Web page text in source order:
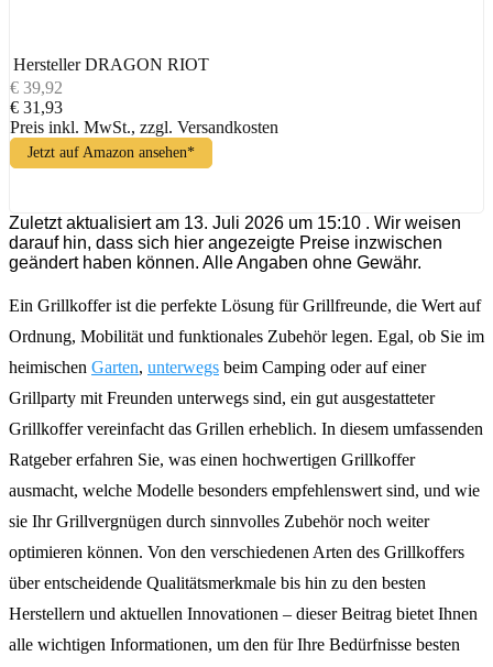
Hersteller DRAGON RIOT
€ 39,92
€ 31,93
Preis inkl. MwSt., zzgl. Versandkosten
Jetzt auf Amazon ansehen*
Zuletzt aktualisiert am 13. Juli 2026 um 15:10 . Wir weisen
darauf hin, dass sich hier angezeigte Preise inzwischen
geändert haben können. Alle Angaben ohne Gewähr.
Ein Grillkoffer ist die perfekte Lösung für Grillfreunde, die Wert auf
Ordnung, Mobilität und funktionales Zubehör legen. Egal, ob Sie im
heimischen Garten, unterwegs beim Camping oder auf einer
Grillparty mit Freunden unterwegs sind, ein gut ausgestatteter
Grillkoffer vereinfacht das Grillen erheblich. In diesem umfassenden
Ratgeber erfahren Sie, was einen hochwertigen Grillkoffer
ausmacht, welche Modelle besonders empfehlenswert sind, und wie
sie Ihr Grillvergnügen durch sinnvolles Zubehör noch weiter
optimieren können. Von den verschiedenen Arten des Grillkoffers
über entscheidende Qualitätsmerkmale bis hin zu den besten
Herstellern und aktuellen Innovationen – dieser Beitrag bietet Ihnen
alle wichtigen Informationen, um den für Ihre Bedürfnisse besten